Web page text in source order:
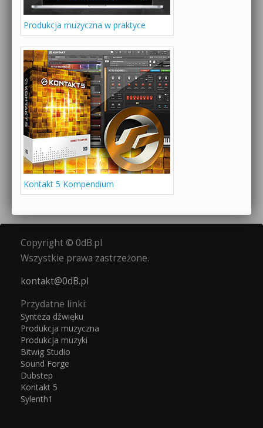
Produkcja muzyczna w praktyce
Kontakt 5 Kompendium
Copyright © 0dB.pl
Wszystkie prawa zastrzeżone.
kontakt@0dB.pl
Przydatne linki:
Synteza dźwięku
Produkcja muzyczna
Produkcja muzyki
Bitwig Studio
Sound Forge
Dubstep
Kontakt 5
Sylenth1